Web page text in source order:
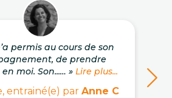
permis au cours de son
de prendre
moi. Son...… » Lire plus...
entrainé(e) par Anne C